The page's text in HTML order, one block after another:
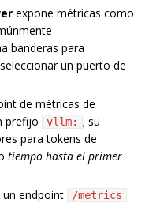
expone métricas como
banderas para
un puerto de
de métricas de
prefijo vllm: ; su
para tokens de
tiempo hasta el primer
endpoint /metrics